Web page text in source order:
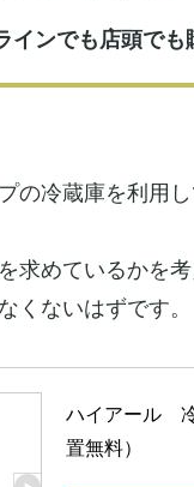
インでも店頭でも
の冷蔵庫を利用
求めているかを
くないはずです。
ハイアール　
置無料）